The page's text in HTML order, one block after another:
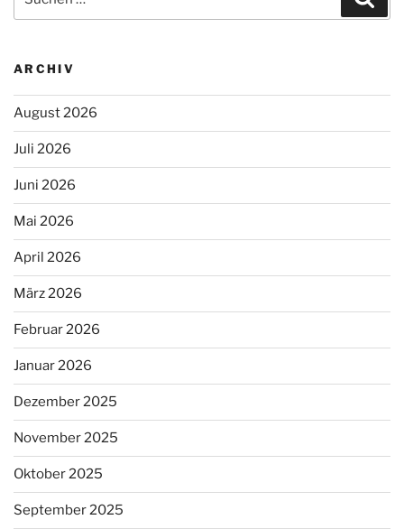
nach:
ARCHIV
August 2026
Juli 2026
Juni 2026
Mai 2026
April 2026
März 2026
Februar 2026
Januar 2026
Dezember 2025
November 2025
Oktober 2025
September 2025